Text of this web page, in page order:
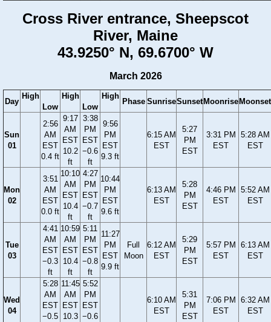
Cross River entrance, Sheepscot
River, Maine
43.9250° N, 69.6700° W
March 2026
Day
High
Low
High
Low
High
Phase SunriseSunset Moonrise Moonset
Sun
01
2:56
AM
EST
0.4 ft
9:17
AM
EST
10.2
ft
3:38
PM
EST
−0.6
ft
9:56
PM
EST
9.3 ft
6:15 AM
EST
5:27
PM
EST
3:31 PM
EST
5:28 AM
EST
Mon
02
3:51
AM
EST
0.0 ft
10:10
AM
EST
10.4
ft
4:27
PM
EST
−0.7
ft
10:44
PM
EST
9.6 ft
6:13 AM
EST
5:28
PM
EST
4:46 PM
EST
5:52 AM
EST
Tue
03
4:41
AM
EST
−0.3
ft
10:59
AM
EST
10.4
ft
5:11
PM
EST
−0.8
ft
11:27
PM
EST
9.9 ft
Full
Moon
6:12 AM
EST
5:29
PM
EST
5:57 PM
EST
6:13 AM
EST
Wed
04
5:28
AM
EST
−0.5
11:45
AM
EST
10.3
5:52
PM
EST
−0.6
6:10 AM
EST
5:31
PM
EST
7:06 PM
EST
6:32 AM
EST